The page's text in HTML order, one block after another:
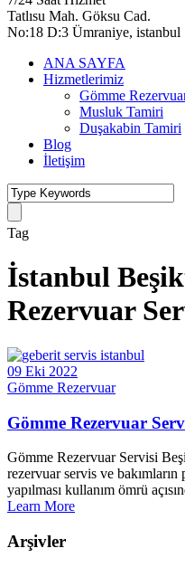
Tatlısu Mah. Göksu Cad.
No:18 D:3 Ümraniye, istanbul
ANA SAYFA
Hizmetlerimiz
Gömme
Musluk Tamiri
Duşakabin Tamiri
Blog
İletişim
Tag
İstanbul
Rezervuar
09 Eki 2022
Gömme Rezervuar
Gömme Rezervuar
Gömme Rezervuar Servisi
rezervuar servis ve
yapılması kullanım ömrü
Learn More
Arşivler